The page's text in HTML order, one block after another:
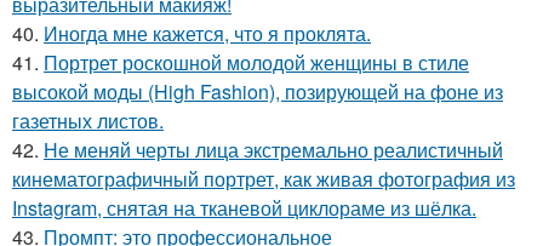
40. Иногда мне кажется, что я проклята.
41. Портрет роскошной молодой женщины в стиле
высокой моды (High Fashion), позирующей на фоне из
газетных листов.
42. Не меняй черты лица экстремально реалистичный
кинематографичный портрет, как живая фотография из
Instagram, снятая на тканевой циклораме из шёлка.
43. Промпт: это профессиональное